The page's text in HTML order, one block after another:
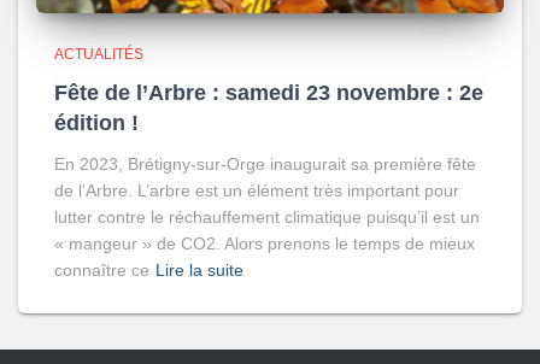
ACTUALITÉS
Fête de l’Arbre : samedi 23 novembre : 2e
édition !
En 2023, Brétigny-sur-Orge inaugurait sa première fête
de l’Arbre. L’arbre est un élément très important pour
lutter contre le réchauffement climatique puisqu’il est un
« mangeur » de CO2. Alors prenons le temps de mieux
connaître ce Lire la suite